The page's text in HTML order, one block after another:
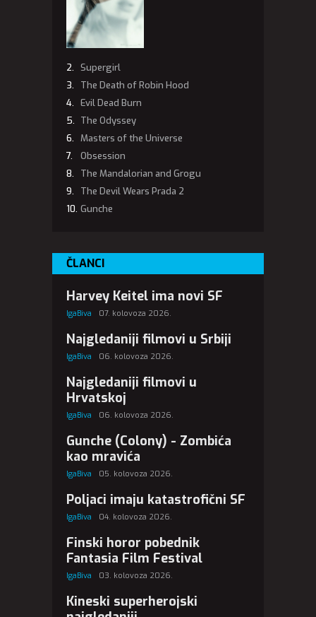
Supergirl
The Death of Robin Hood
Evil Dead Burn
The Odyssey
Masters of the Universe
Obsession
The Mandalorian and Grogu
The Devil Wears Prada 2
Gunche
ČLANCI
Harvey Keitel ima novi SF
IgaBiva 07. kolovoza 2026.
Najgledaniji filmovi u Srbiji
IgaBiva 06. kolovoza 2026.
Najgledaniji filmovi u
Hrvatskoj
IgaBiva 06. kolovoza 2026.
Gunche (Colony) - Zombića
kao mravića
IgaBiva 05. kolovoza 2026.
Poljaci imaju katastrofični SF
IgaBiva 04. kolovoza 2026.
Finski horor pobednik
Fantasia Film Festival
IgaBiva 03. kolovoza 2026.
Kineski superherojski